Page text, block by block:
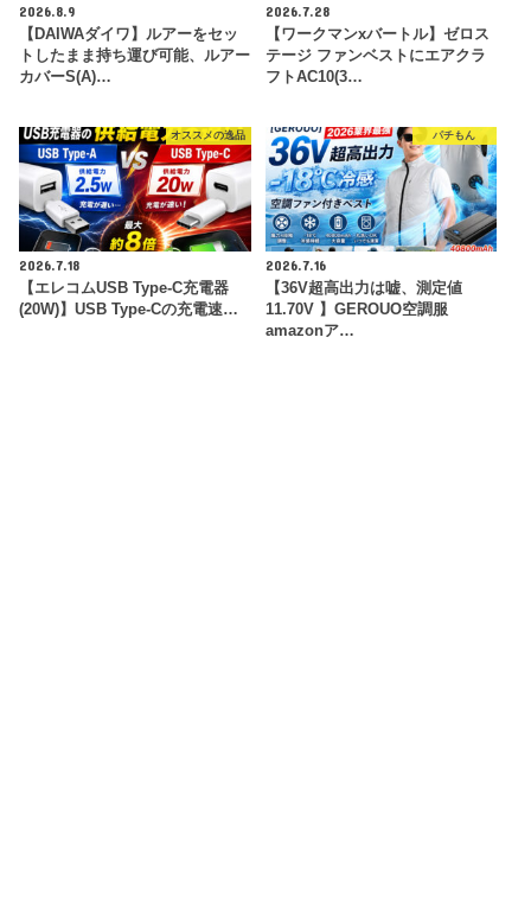
2026.8.9
【DAIWAダイワ】ルアーをセッ
トしたまま持ち運び可能、ルアー
カバーS(A)…
2026.7.28
【ワークマンxバートル】ゼロス
テージ ファンベストにエアクラ
フトAC10(3…
オススメの逸品
2026.7.18
【エレコムUSB Type-C充電器
(20W)】USB Type-Cの充電速…
パチもん
2026.7.16
【36V超高出力は嘘、測定値
11.70V 】GEROUO空調服
amazonア…